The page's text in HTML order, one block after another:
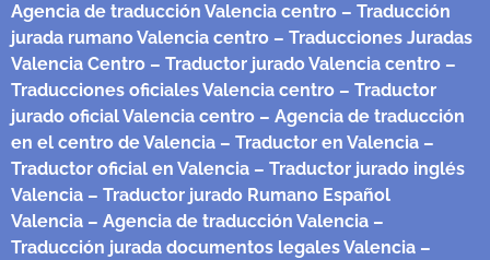
Agencia de traducción Valencia centro – Traducción
jurada rumano Valencia centro – Traducciones Juradas
Valencia Centro – Traductor jurado Valencia centro –
Traducciones oficiales Valencia centro – Traductor
jurado oficial Valencia centro – Agencia de traducción
en el centro de Valencia – Traductor en Valencia –
Traductor oficial en Valencia – Traductor jurado inglés
Valencia – Traductor jurado Rumano Español
Valencia – Agencia de traducción Valencia –
Traducción jurada documentos legales Valencia –